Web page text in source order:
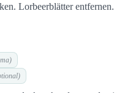
Lorbeerblätter entfernen.